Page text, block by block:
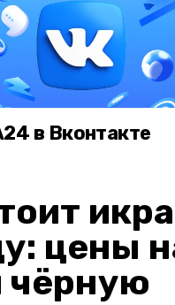
в Вконтакте
цены
чёрную